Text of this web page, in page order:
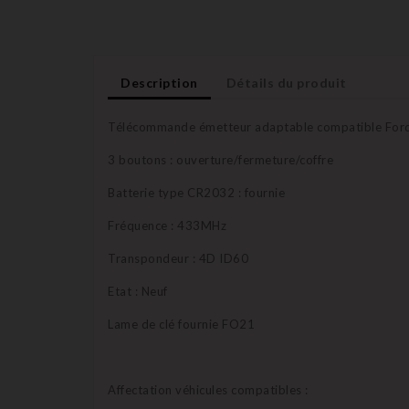
Description
Télécommande émetteur adaptable compatible
3 boutons : ouverture/fermeture/coffre
Batterie type CR2032 : fournie
Fréquence : 433MHz
Transpondeur : 4D ID60
Etat : Neuf
Lame de clé fournie FO21
Affectation véhicules compatibles :